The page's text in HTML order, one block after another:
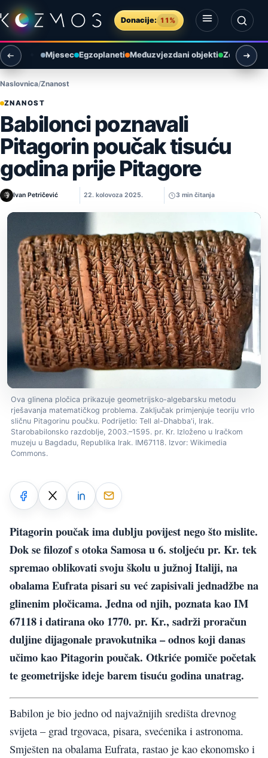
Preskoči na sadržaj
Donacije: 11%
Otvori izbornik
Otvori pretragu
Mjesec Egzoplaneti Međuzvjezdani objekti Zemlja i
Naslovnica Znanost
ZNANOST
Babilonci poznavali
Pitagorin poučak tisuću
godina prije Pitagore
Ivan Petričević 22. kolovoza 2025. 3 min čitanja
Ova glinena pločica prikazuje geometrijsko-algebarsku metodu
rješavanja matematičkog problema. Zaključak primjenjuje teoriju vrlo
sličnu Pitagorinu poučku. Podrijetlo: Tell al-Dhabba'i, Irak.
Starobabilonsko razdoblje, 2003.–1595. pr. Kr. Izloženo u Iračkom
muzeju u Bagdadu, Republika Irak. IM67118. Izvor: Wikimedia
Commons.
Pitagorin poučak ima dublju povijest nego što mislite.
Dok se filozof s otoka Samosa u 6. stoljeću pr. Kr. tek
spremao oblikovati svoju školu u južnoj Italiji, na
obalama Eufrata pisari su već zapisivali jednadžbe na
glinenim pločicama. Jedna od njih, poznata kao IM
67118 i datirana oko 1770. pr. Kr., sadrži proračun
duljine dijagonale pravokutnika – odnos koji danas
učimo kao Pitagorin poučak. Otkriće pomiče početak
te geometrijske ideje barem tisuću godina unatrag.
Babilon je bio jedno od najvažnijih središta drevnog
svijeta – grad trgovaca, pisara, svećenika i astronoma.
Smješten na obalama Eufrata, rastao je kao ekonomsko i